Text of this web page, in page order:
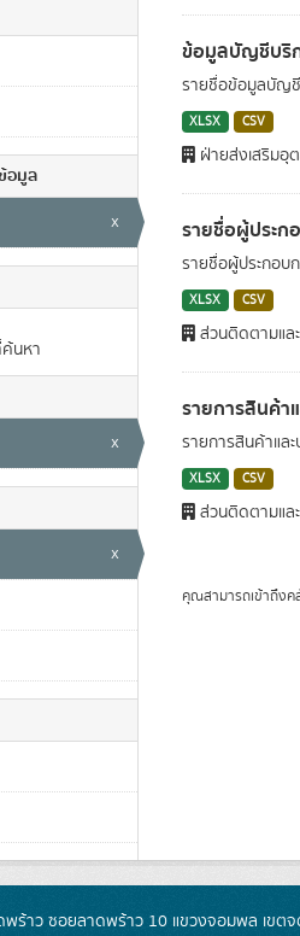
อมูล
x
นหา
x
x
ข้อมูลบัญชีบริ
รายชื่อข้อมูลบัญ
XLSX CSV
ฝ่ายส่งเสริมอุ
รายชื่อผู้ประก
รายชื่อผู้ประกอบ
XLSX CSV
ส่วนติดตามและ
รายการสินค้า
รายการสินค้าแล
XLSX CSV
ส่วนติดตามและ
คุณสามารถเข้าถึงค
ร้าว ซอยลาดพร้าว 10 แขวงจอมพล เขต